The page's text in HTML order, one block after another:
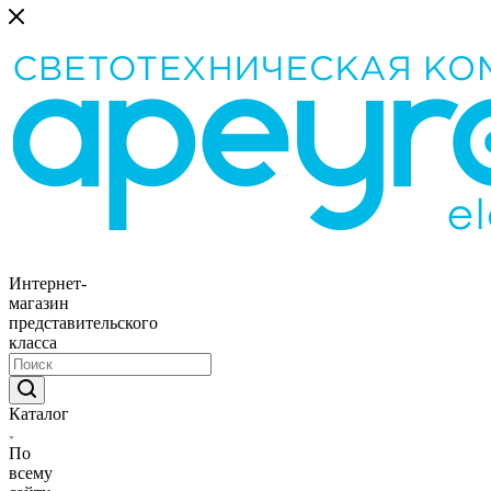
Интернет-
магазин
представительского
класса
Каталог
По
всему